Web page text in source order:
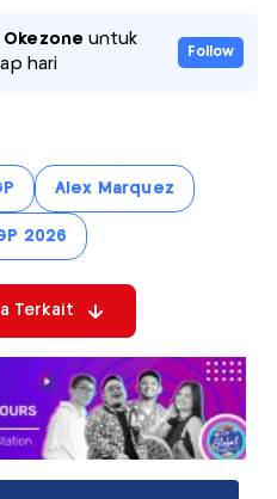
Okezone untuk
hari
Follow
Alex Marquez
2026
Terkait